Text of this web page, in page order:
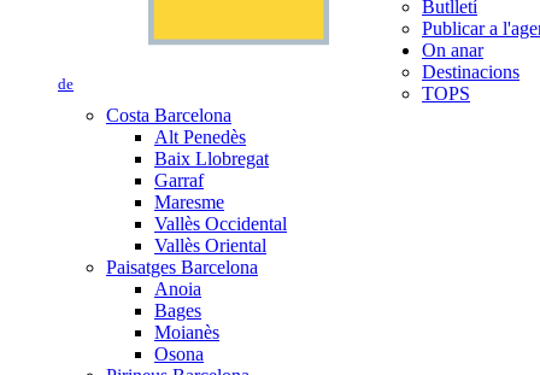
de
Butlletí
Publicar a
On anar
Destinacions
TOPS
Costa Barcelona
Alt Penedès
Baix Llobregat
Garraf
Maresme
Vallès Occidental
Vallès Oriental
Paisatges Barcelona
Anoia
Bages
Moianès
Osona